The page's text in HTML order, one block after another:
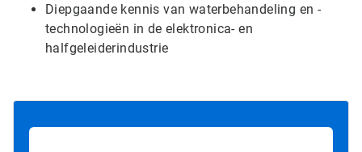
Diepgaande kennis van waterbehandeling en -
technologieën in de elektronica- en
halfgeleiderindustrie